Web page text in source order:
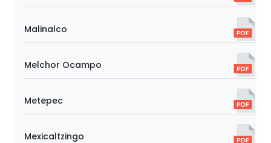
Malinalco
Melchor Ocampo
Metepec
Mexicaltzingo